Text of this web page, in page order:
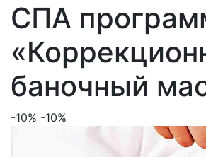
СПА
баночный
-10% -10%